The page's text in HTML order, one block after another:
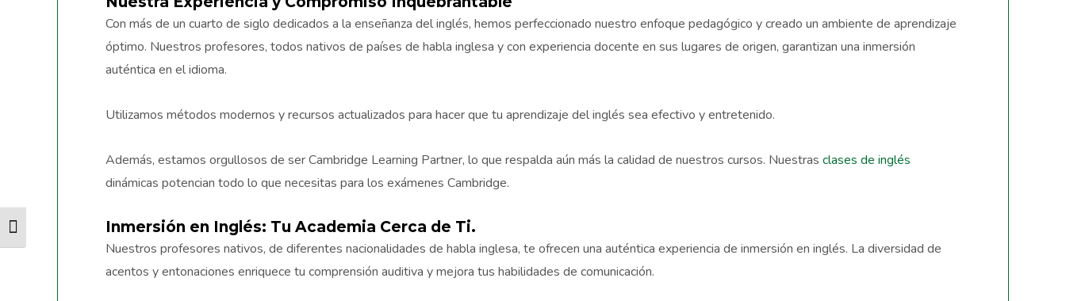
ALTERNAR ALTO CONTRASTE
Con más de un cuarto de siglo dedicados a la enseñanza del inglés, hemos perfeccionado nuestro enfoque pedagógico y creado un ambiente de aprendizaje
óptimo. Nuestros profesores, todos nativos de países de habla inglesa y con experiencia docente en sus lugares de origen, garantizan una inmersión
auténtica en el idioma.
Utilizamos métodos modernos y recursos actualizados para hacer que tu aprendizaje del inglés sea efectivo y entretenido.
Además, estamos orgullosos de ser Cambridge Learning Partner, lo que respalda aún más la calidad de nuestros cursos. Nuestras clases de inglés
dinámicas potencian todo lo que necesitas para los exámenes Cambridge.
Inmersión en Inglés: Tu Academia Cerca de Ti.
Nuestros profesores nativos, de diferentes nacionalidades de habla inglesa, te ofrecen una auténtica experiencia de inmersión en inglés. La diversidad de
acentos y entonaciones enriquece tu comprensión auditiva y mejora tus habilidades de comunicación.